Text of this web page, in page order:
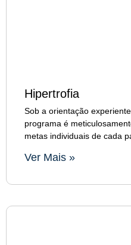
Hipertrofia
Sob a orientação
programa é
metas individuais de cada
Ver Mais »